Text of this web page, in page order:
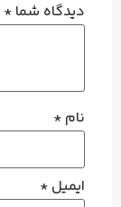
دیدگاه شما *
نام *
ایمیل *